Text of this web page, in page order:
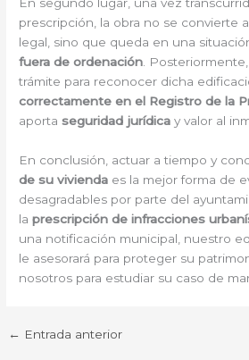
En segundo lugar, una vez
prescripción, la obra no se convierte
legal, sino que queda en una
fuera de ordenación.
trámite para reconocer dicha
correctamente en el Registro de la
aportaseguridad jurídica y valor al
En conclusión, actuar a tiempo y
de su vivienda es la mejor forma de
desagradables por parte del
laprescripción de infracciones
una notificación municipal, nuestro
le asesorará para proteger su
nosotros para estudiar su caso de
← Entrada anterior